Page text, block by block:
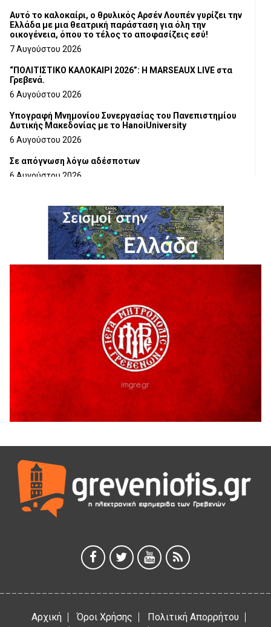
Αυτό το καλοκαίρι, ο θρυλικός Αρσέν Λουπέν γυρίζει την
Ελλάδα με μια θεατρική παράσταση για όλη την
οικογένεια, όπου το τέλος το αποφασίζεις εσύ!
7 Αυγούστου 2026
“ΠΟΛΙΤΙΣΤΙΚΟ ΚΑΛΟΚΑΙΡΙ 2026”: Η MARSEAUX LIVE στα
Γρεβενά.
6 Αυγούστου 2026
Υπογραφή Μνημονίου Συνεργασίας του Πανεπιστημίου
Δυτικής Μακεδονίας με το HanoiUniversity
6 Αυγούστου 2026
Σε απόγνωση λόγω αδέσποτων
6 Αυγούστου 2026
6 Αυγούστου 2026
Ολοκληρώνεται η ασφαλτόστρωση της οδού Περιβόλι –
6 Αυγούστου 2026
H παραδοχή λαθών είναι (και) δύναμη
5 Αυγούστου 2026
Ο ΑΝΔΡΕΑΣ ΑΣΛΑΝΙΔΗΣ ΣΥΝΕΧΙΖΕΙ ΣΤΟΝ ΠΡΩΤΕΑ
ΓΡΕΒΕΝΩΝ
5 Αυγούστου 2026
Ευχαριστήριο Εκπολιτιστικού Συλλόγου Ταξιάρχη προς κ.
Παρασχάκη Αθανάσιο
5 Αυγούστου 2026
Διακοπή υδροδότησης του Α΄ κλάδου ύδρευσης
5 Αυγούστου 2026
Θερινό Σινεμά στο πλαίσιο του «Πολιτιστικού
Καλοκαιριού 2026» με την βραβευμένη ταινία «Μικρές
Ανάσες».
5 Αυγούστου 2026
5 Αυγούστου 2026
Αρχική Όροι Χρήσης
Πολιτική Απορρήτου